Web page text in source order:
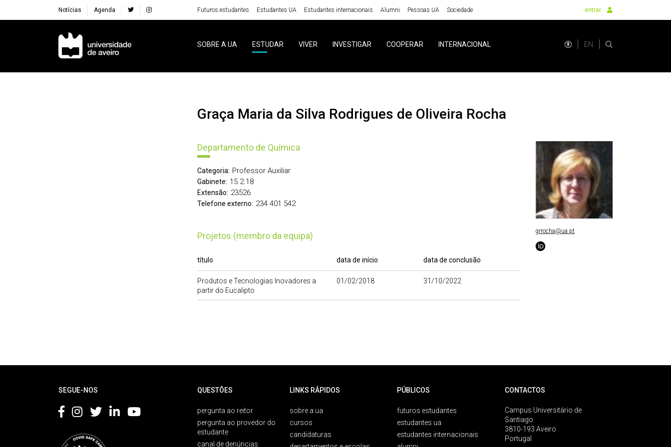
Notícias Agenda Futuros estudantes Estudantes UA Estudantes internacionais Alumni Pessoas UA Sociedade entrar
Navegação Principal
SOBRE A UA ESTUDAR VIVER INVESTIGAR COOPERAR INTERNACIONAL EN
Graça Maria da Silva Rodrigues de Oliveira Rocha
Departamento de Química
Categoria: Professor Auxiliar
Gabinete: 15.2.18
Extensão: 23526
Telefone externo: 234 401 542
Projetos (membro da equipa)
título data de início data de conclusão
Produtos e Tecnologias Inovadores a
partir do Eucalipto
01/02/2018 31/10/2022
grrocha@ua.pt
SEGUE-NOS QUESTÕES
pergunta ao reitor
pergunta ao provedor do
estudante
canal de denúncias
LINKS RÁPIDOS
sobre a ua
cursos
candidaturas
PÚBLICOS
futuros estudantes
estudantes ua
estudantes internacionais
CONTACTOS
Campus Universitário de
Santiago
3810-193 Aveiro
Portugal